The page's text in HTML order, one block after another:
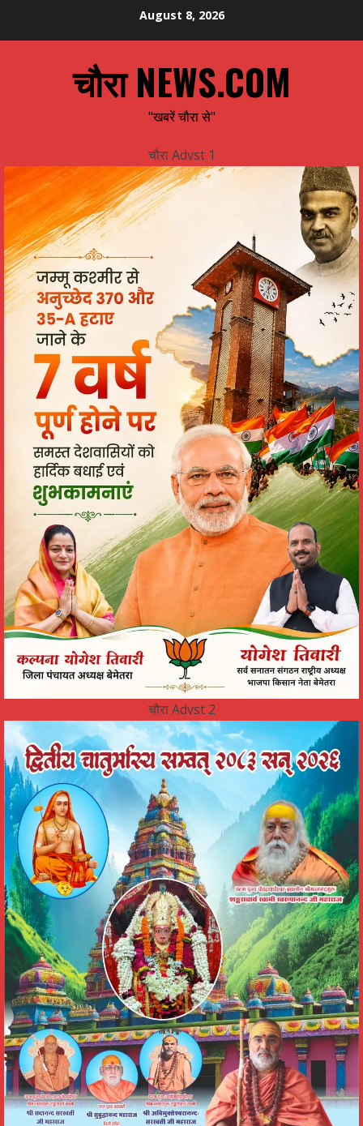
August 8, 2026
चौरा NEWS.COM
"खबरें चौरा से"
चौरा Advst 1
चौरा Advst 2